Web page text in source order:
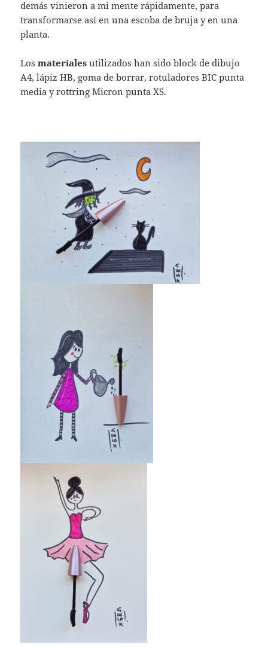
demás vinieron a mi mente rápidamente, para
transformarse así en una escoba de bruja y en una
planta.
Losmateriales utilizados han sido block de dibujo
A4, lápiz HB, goma de borrar, rotuladores BIC punta
media y rottring Micron punta XS.